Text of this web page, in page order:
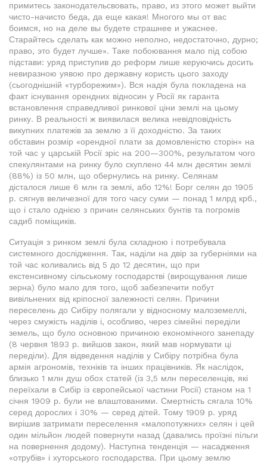
примитесь законодательсвовать, право, из этого может выйти
чисто-начисто беда, да еще какая! Многого мы от вас
боимся, но на деле вы будете страшнее и ужаснее.
Старайтесь сделать как можно неполно, недостаточно, дурно;
право, это будет лучше». Таке побоювання мало під собою
підстави: уряд приступив до реформ лише керуючись досить
невиразною уявою про державну користь цього заходу
(сьогоднішній «турборежим»). Вся надія була покладена на
факт існування орендних відносин у Росії як гаранта
встановлення справедливої ринкової ціни землі на цьому
ринку. В реальності ж виявилася велика невідповідність
викупних платежів за землю з її доходністю. За таких
обставин розмір «орендної плати за домовленістю сторін» на
той час у царській Росії зріс на 200—300%, результатом чого
спекулянтами на ринку було скуплено 44 млн десятин землі
(88%) із 50 млн, що обернулись на ринку. Селянам
дісталося лише 6 млн га землі, або 12%! Борг селян до 1905
р. сягнув величезної для того часу суми — понад 1 млрд крб.,
що і стало однією з причин селянських бунтів та погромів
садиб поміщиків.
Ситуація з ринком землі була складною і потребувала
системного дослідження. Так, наділи на двір за губерніями на
той час коливались від 5 до 12 десятин, що при
екстенсивному сільському господарстві (вирощування лише
зерна) було мало для того, щоб забезпечити побут
вивільнених від кріпосної залежності селян. Причини
переселень до Сибіру полягали у відносному малоземеллі,
через смужість наділів і, особливо, через сімейні переділи
земель, що було основною причиною економічного занепаду
(8 червня 1893 р. вийшов закон, який мав нормувати ці
переділи). Для відведення наділів у Сибіру потрібна була
армія агрономів, техніків та інших працівників. Як наслідок,
близько 1 млн душ обох статей (із 3,5 млн переселенців, які
переїхали в Сибір із європейської частини Росії) станом на 1
січня 1909 р. були не влаштованими. Смертність сягала 10%
серед дорослих і 30% — серед дітей. Тому 1909 р. уряд
вирішив затримати переселення «малопотужних» селян і цей
один мільйон людей повернути назад (давались проїзні пільги
на повернення додому). Наступна тенденція — насадження
«отрубів» і хуторського господарства. При цьому землю